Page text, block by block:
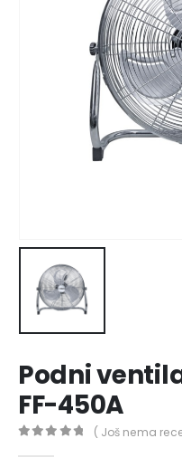
Podni
FF-450A
( Još nema